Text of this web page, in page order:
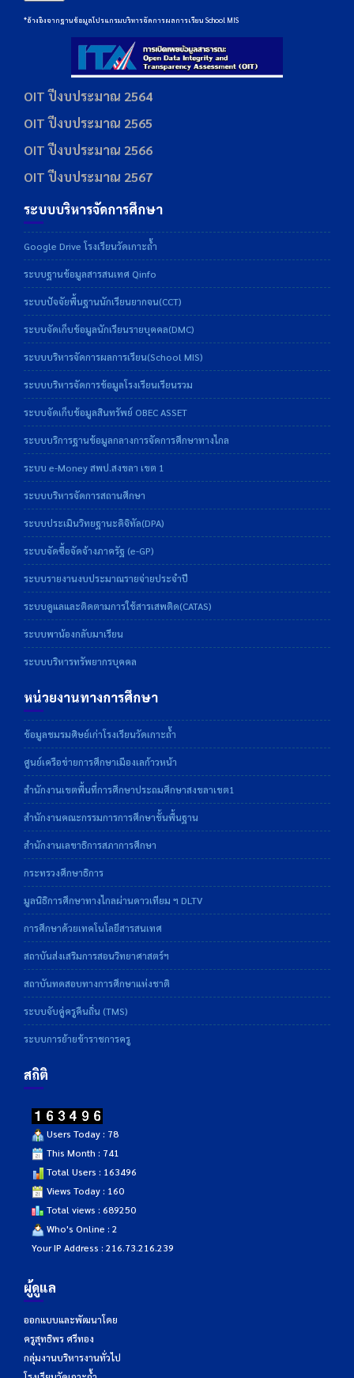
*อ้างอิงจากฐานข้อมูลโปรแกรมบริหารจัดการผลการเรียน School MIS
OIT ปีงบประมาณ 2564
OIT ปีงบประมาณ 2565
OIT ปีงบประมาณ 2566
OIT ปีงบประมาณ 2567
ระบบบริหารจัดการศึกษา
Google Drive โรงเรียนวัดเกาะถ้ำ
ระบบฐานข้อมูลสารสนเทศ Qinfo
ระบบปัจจัยพื้นฐานนักเรียนยากจน(CCT)
ระบบจัดเก็บข้อมูลนักเรียนรายบุคคล(DMC)
ระบบบริหารจัดการผลการเรียน(School MIS)
ระบบบริหารจัดการข้อมูลโรงเรียนเรียนรวม
ระบบจัดเก็บข้อมูลสินทรัพย์ OBEC ASSET
ระบบบริการฐานข้อมูลกลางการจัดการศึกษาทางไกล
ระบบ e-Money สพป.สงขลา เขต 1
ระบบบริหารจัดการสถานศึกษา
ระบบประเมินวิทยฐานะดิจิทัล(DPA)
ระบบจัดซื้อจัดจ้างภาครัฐ (e-GP)
ระบบรายงานงบประมาณรายจ่ายประจำปี
ระบบดูแลและติดตามการใช้สารเสพติด(CATAS)
ระบบพาน้องกลับมาเรียน
ระบบบริหารทรัพยากรบุคคล
หน่วยงานทางการศึกษา
ข้อมูลชมรมศิษย์เก่าโรงเรียนวัดเกาะถ้ำ
ศูนย์เครือข่ายการศึกษาเมืองเลก้าวหน้า
สำนักงานเขตพื้นที่การศึกษาประถมศึกษาสงขลาเขต1
สำนักงานคณะกรรมการการศึกษาขั้นพื้นฐาน
สำนักงานเลขาธิการสภาการศึกษา
กระทรวงศึกษาธิการ
มูลนิธิการศึกษาทางไกลผ่านดาวเทียม ฯ DLTV
การศึกษาด้วยเทคโนโลยีสารสนเทศ
สถาบันส่งเสริมการสอนวิทยาศาสตร์ฯ
สถาบันทดสอบทางการศึกษาแห่งชาติ
ระบบจับคู่ครูคืนถิ่น (TMS)
ระบบการย้ายข้าราชการครู
สถิติ
Users Today : 78
This Month : 741
Total Users : 163496
Views Today : 160
Total views : 689250
Who's Online : 2
Your IP Address : 216.73.216.239
ผู้ดูแล
ออกแบบและพัฒนาโดย
ครูสุทธิพร ศรีทอง
กลุ่มงานบริหารงานทั่วไป